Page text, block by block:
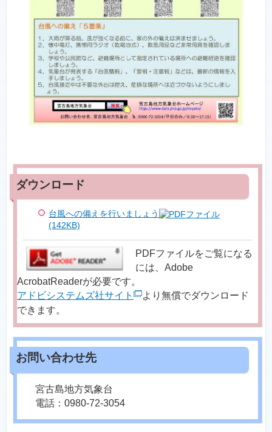
台風への備えを行いましょう
(142KB)
PDFファイルをご覧になる
には、Adobe
AcrobatReaderが必要です。
アドビシステムズ社サイト
より無償でダウンロード
できます。
宮古島地方気象台
電話：0980-72-3054